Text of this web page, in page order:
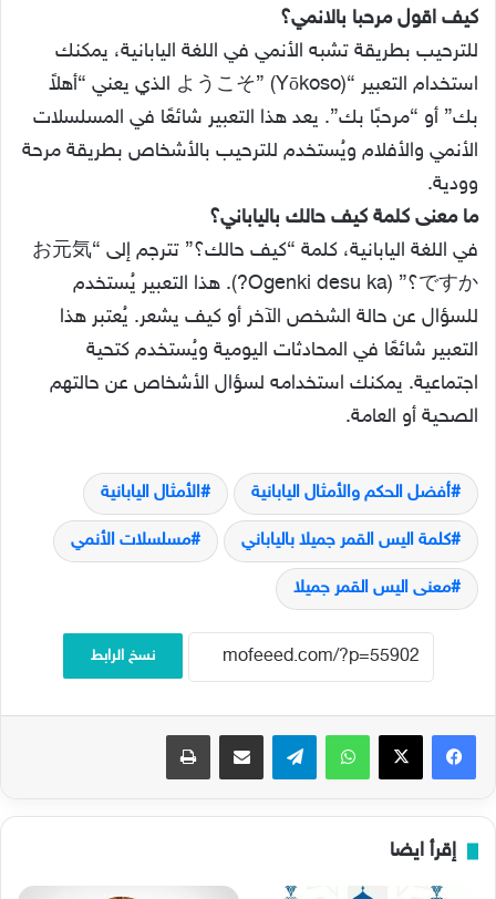
كيف اقول مرحبا بالانمي؟
للترحيب بطريقة تشبه الأنمي في اللغة اليابانية، يمكنك
استخدام التعبير “ようこそ” (Yōkoso) الذي يعني “أهلاً
بك” أو “مرحبًا بك”. يعد هذا التعبير شائعًا في المسلسلات
الأنمي والأفلام ويُستخدم للترحيب بالأشخاص بطريقة مرحة
وودية.
ما معنى كلمة كيف حالك بالياباني؟
في اللغة اليابانية، كلمة “كيف حالك؟” تترجم إلى “お元気
ですか؟” (Ogenki desu ka?). هذا التعبير يُستخدم
للسؤال عن حالة الشخص الآخر أو كيف يشعر. يُعتبر هذا
التعبير شائعًا في المحادثات اليومية ويُستخدم كتحية
اجتماعية. يمكنك استخدامه لسؤال الأشخاص عن حالتهم
الصحية أو العامة.
أفضل الحكم والأمثال اليابانية الأمثال اليابانية
كلمة اليس القمر جميلا بالياباني مسلسلات الأنمي
معنى اليس القمر جميلا
نسخ الرابط
فيسبوك‫X واتساب تيلقرام مشاركة عبر البريد طباعة
إقرأ ايضا